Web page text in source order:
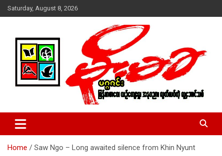
Skip
to
Saturday, August 8, 2026
MoeMaKa Burmese News &
Media
ယ္ေရး – အမွတ္ ၂၅၄၊ ပထပ္၊ လမ္း ၄၀၊ ေက်ာက္တံတား၊ ရန္ကုန္။
(ဖုုံး – ၀၉ ၂၅၂ ၂၄၉ ၀၉၄ ၊ ၀၉ ၄၂၁ ၇၄၃ ၇၅၃ ၊ ၀၉ ၅၀၄ ၁၀ ၅၈) ျ
ဇာေစ်းသစ္ ။ ၀၉ ၇၈၆၈၃၇ ၃၀၅ / ၀၉ ၉၆၃၆၉၉၈၃၄
Home Saw Ngo – Long awaited silence from Khin Nyunt